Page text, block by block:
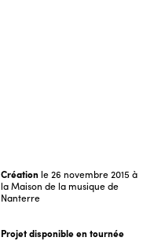
Création le 26 novembre 2015 à
la Maison de la musique de
Nanterre
Projet disponible en tournée